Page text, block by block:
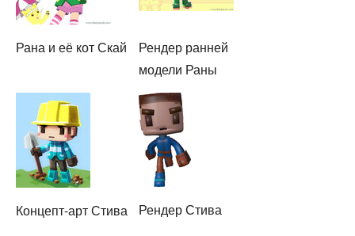
Рана и её кот Скай
Рендер ранней
модели Раны
Концепт-арт Стива Рендер Стива